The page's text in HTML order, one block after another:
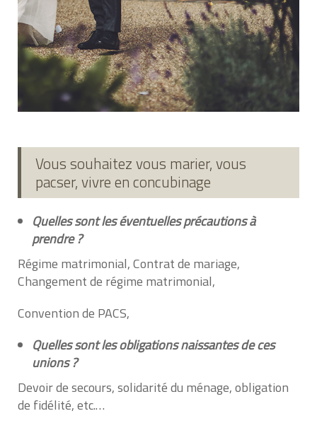
Vous souhaitez vous marier, vous
pacser, vivre en concubinage
Quelles sont les éventuelles précautions à
prendre ?
Régime matrimonial, Contrat de mariage,
Changement de régime matrimonial,
Convention de PACS,
Quelles sont les obligations naissantes de ces
unions ?
Devoir de secours, solidarité du ménage, obligation
de fidélité, etc.…